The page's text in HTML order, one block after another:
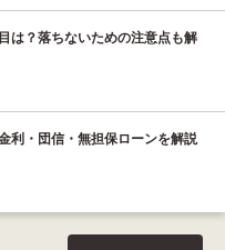
は？落ちないための注意点も解
利・団信・無担保ローンを解説